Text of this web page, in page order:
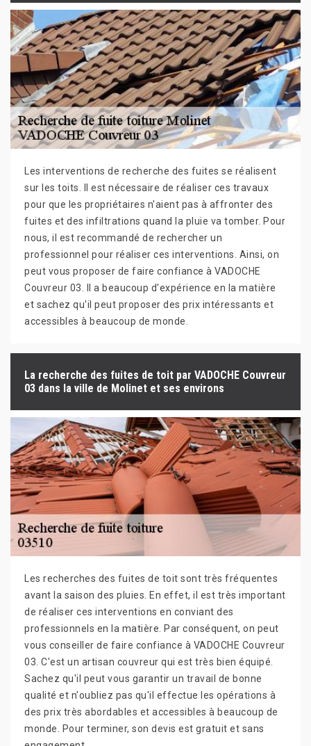
Les interventions de recherche des fuites se réalisent
sur les toits. Il est nécessaire de réaliser ces travaux
pour que les propriétaires n'aient pas à affronter des
fuites et des infiltrations quand la pluie va tomber. Pour
nous, il est recommandé de rechercher un
professionnel pour réaliser ces interventions. Ainsi, on
peut vous proposer de faire confiance à VADOCHE
Couvreur 03. Il a beaucoup d'expérience en la matière
et sachez qu'il peut proposer des prix intéressants et
accessibles à beaucoup de monde.
La recherche des fuites de toit par VADOCHE Couvreur
03 dans la ville de Molinet et ses environs
Les recherches des fuites de toit sont très fréquentes
avant la saison des pluies. En effet, il est très important
de réaliser ces interventions en conviant des
professionnels en la matière. Par conséquent, on peut
vous conseiller de faire confiance à VADOCHE Couvreur
03. C'est un artisan couvreur qui est très bien équipé.
Sachez qu'il peut vous garantir un travail de bonne
qualité et n'oubliez pas qu'il effectue les opérations à
des prix très abordables et accessibles à beaucoup de
monde. Pour terminer, son devis est gratuit et sans